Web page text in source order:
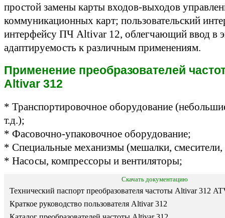
простой замены карты входов-выходов
коммуникационных карт; пользовательский
интерфейсу ПЧ Altivar 12, облегчающий ввод в
адаптируемость к различным применениям.
Применение преобразователей
Altivar 312
* Транспортировочное оборудование
т.д.);
* Фасовочно-упаковочное оборудование;
* Специальные механизмы (мешалки,
* Насосы, компрессоры и вентиляторы;
Скачать документацию
Технический паспорт преобразователя частоты Altivar 312
Краткое руководство пользователя Altivar 312